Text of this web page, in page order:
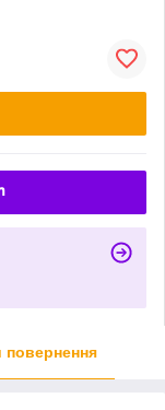
повернення